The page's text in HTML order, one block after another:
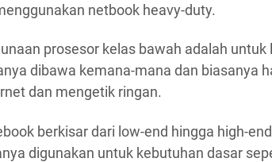
netbook heavy-duty.
prosesor kelas bawah adalah
dibawa kemana-mana dan biasanya
dan mengetik ringan.
berkisar dari low-end hingga high-
digunakan untuk kebutuhan dasar